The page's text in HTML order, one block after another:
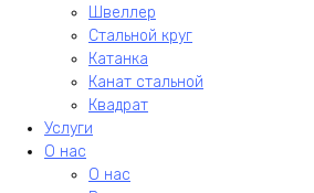
Швеллер
Стальной круг
Катанка
Канат стальной
Квадрат
Услуги
О нас
О нас